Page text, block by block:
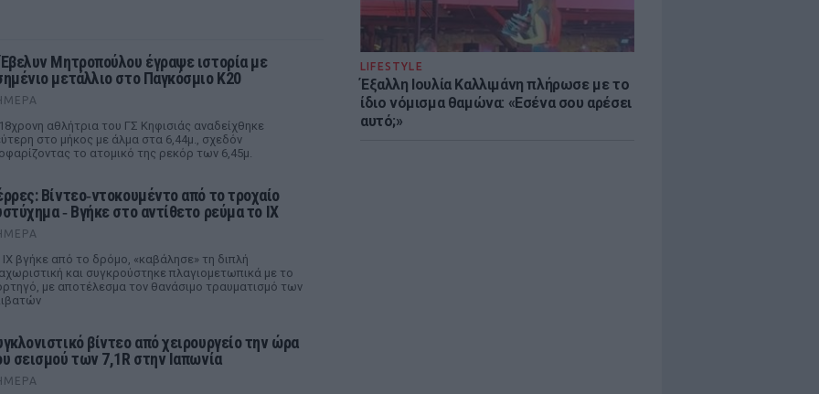
LIFESTYLE
Έξαλλη Ιουλία Καλλιμάνη πλήρωσε με το
ίδιο νόμισμα θαμώνα: «Εσένα σου αρέσει
αυτό;»
Μητροπούλου έγραψε ιστορία με
μετάλλιο στο Παγκόσμιο Κ20
αθλήτρια του ΓΣ Κηφισιάς αναδείχθηκε
στο μήκος με άλμα στα 6,44μ., σχεδόν
το ατομικό της ρεκόρ των 6,45μ.
Βίντεο‑ντοκουμέντο από το τροχαίο
‑ Βγήκε στο αντίθετο ρεύμα το ΙΧ
ΙΧ βγήκε από το δρόμο, «καβάλησε» τη διπλή
και συγκρούστηκε πλαγιομετωπικά με το
με αποτέλεσμα τον θανάσιμο τραυματισμό των
βίντεο από χειρουργείο την ώρα
σεισμού των 7,1R στην Ιαπωνία